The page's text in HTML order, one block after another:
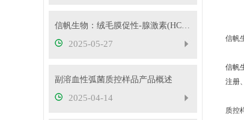
信帆生物：绒毛膜促性-腺激素(HCG）质控样品
2025-05-27
副溶血性弧菌质控样品产品概述
2025-04-14
信帆
信帆
注册
质控